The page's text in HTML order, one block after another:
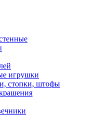
игрушки
стопки, штофы